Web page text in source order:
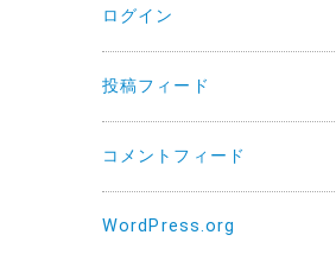
ログイン
投稿フィード
コメントフィード
WordPress.org